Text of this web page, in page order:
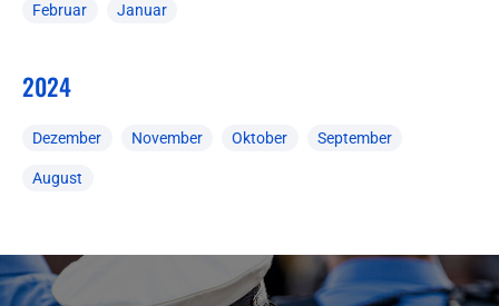
Februar Januar
2024
Dezember November Oktober September
August